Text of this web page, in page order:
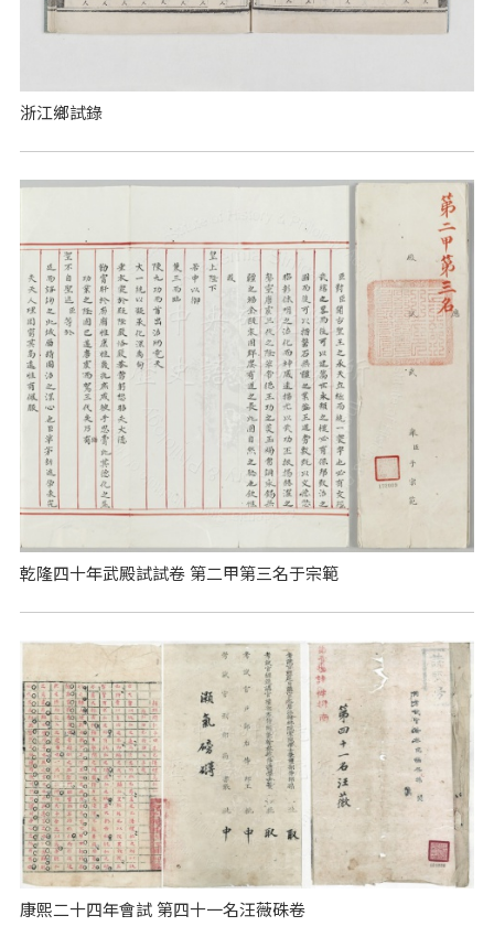
浙江鄉試錄
乾隆四十年武殿試試卷 第二甲第三名于宗範
康熙二十四年會試 第四十一名汪薇硃卷